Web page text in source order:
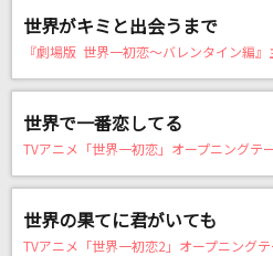
Natural
DAMの新曲・ラン
世界がキミと出会うまで
『劇場版 世界一初恋～バレンタイン編』
世界で一番恋してる
TVアニメ「世界一初恋」オープニングテ
世界の果てに君がいても
TVアニメ「世界一初恋2」オープニングテ